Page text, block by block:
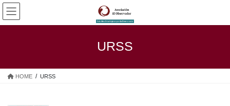
Saltar
contenido
Saltar
la
URSS
HOME URSS